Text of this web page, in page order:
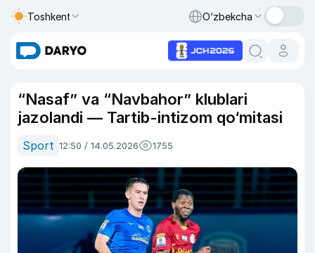
Toshkent O‘zbekcha
“Nasaf” va “Navbahor” klublari
jazolandi — Tartib-intizom qo‘mitasi
Sport 12:50 / 14.05.2026 1755